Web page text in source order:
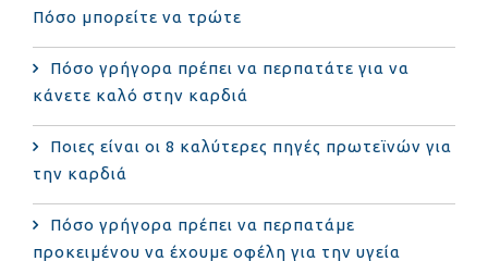
Πόσο μπορείτε να τρώτε
Πόσο γρήγορα πρέπει να περπατάτε για να
κάνετε καλό στην καρδιά
Ποιες είναι οι 8 καλύτερες πηγές πρωτεϊνών για
την καρδιά
Πόσο γρήγορα πρέπει να περπατάμε
προκειμένου να έχουμε οφέλη για την υγεία